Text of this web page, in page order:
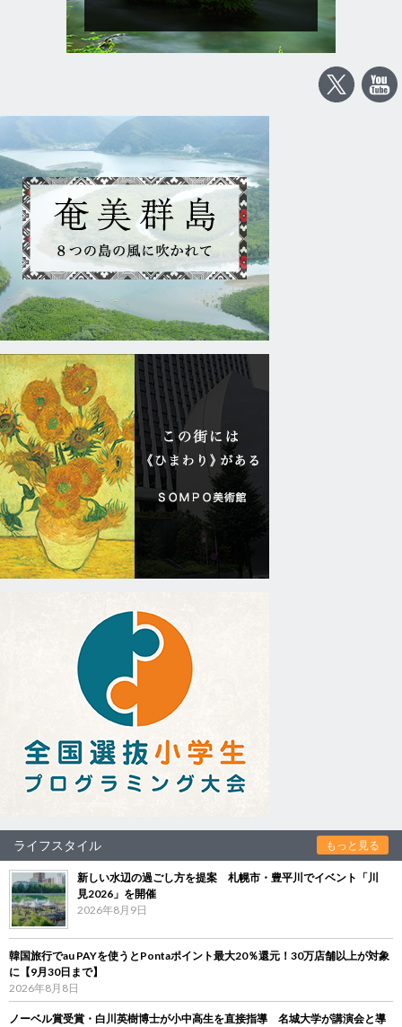
ライフスタイル もっと見る
新しい水辺の過ごし方を提案 札幌市・豊平川でイベント「川
見2026」を開催
2026年8月9日
韓国旅行でau PAYを使うとPontaポイント最大20％還元！30万店舗以上が対象
に【9月30日まで】
2026年8月8日
ノーベル賞受賞・白川英樹博士が小中高生を直接指導 名城大学が講演会と導